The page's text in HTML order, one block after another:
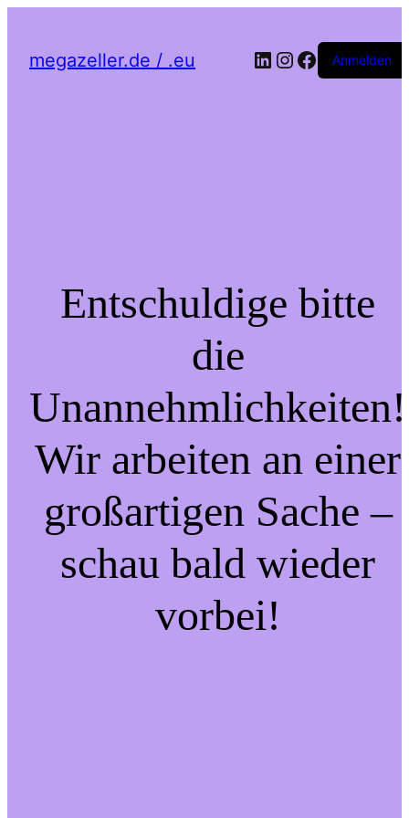
megazeller.de / .eu LinkedIn
Instagram
Facebook
Anmelden
Entschuldige bitte
die
Unannehmlichkeiten!
Wir arbeiten an einer
großartigen Sache –
schau bald wieder
vorbei!